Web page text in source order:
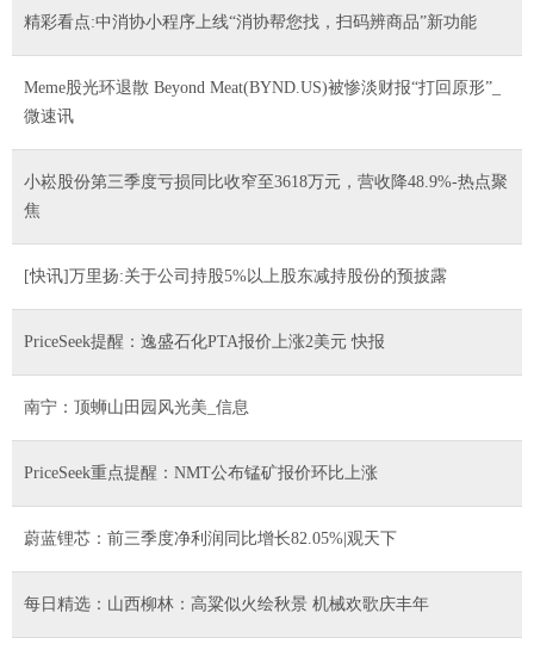
精彩看点:中消协小程序上线“消协帮您找，扫码辨商品”新功能
Meme股光环退散 Beyond Meat(BYND.US)被惨淡财报“打回原形”_
微速讯
小崧股份第三季度亏损同比收窄至3618万元，营收降48.9%-热点聚
焦
[快讯]万里扬:关于公司持股5%以上股东减持股份的预披露
PriceSeek提醒：逸盛石化PTA报价上涨2美元 快报
南宁：顶蛳山田园风光美_信息
PriceSeek重点提醒：NMT公布锰矿报价环比上涨
蔚蓝锂芯：前三季度净利润同比增长82.05%|观天下
每日精选：山西柳林：高粱似火绘秋景 机械欢歌庆丰年